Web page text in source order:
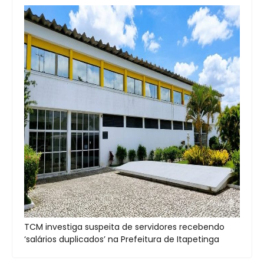
TCM investiga suspeita de servidores recebendo
‘salários duplicados’ na Prefeitura de Itapetinga